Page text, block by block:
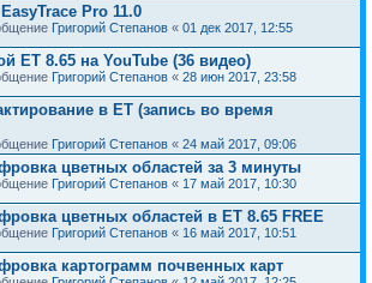
Pro 11.0
Григорий Степанов « 01 дек 2017, 12:55
ET 8.65 на YouTube (36 видео)
Григорий Степанов « 28 июн 2017, 23:58
в ET (запись во время
Григорий Степанов « 24 май 2017, 09:06
цветных областей за 3 минуты
Григорий Степанов « 17 май 2017, 10:30
цветных областей в ET 8.65 FREE
Григорий Степанов « 16 май 2017, 10:51
картограмм почвенных карт